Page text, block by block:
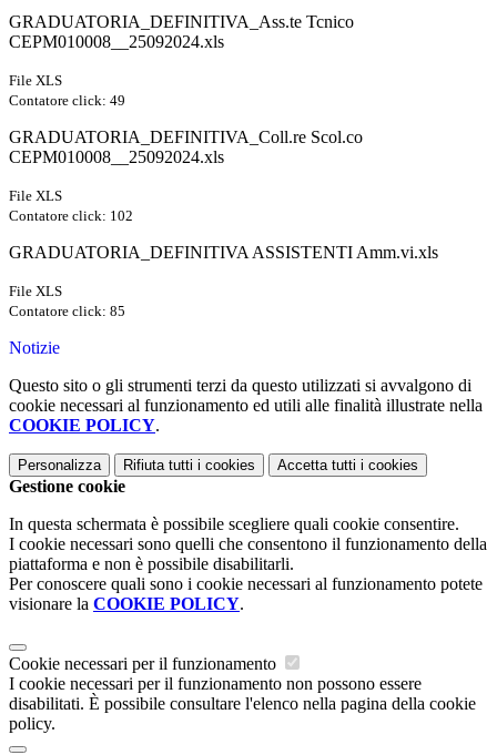
GRADUATORIA_DEFINITIVA_Ass.te Tcnico
CEPM010008__25092024.xls
File XLS
Contatore click: 49
GRADUATORIA_DEFINITIVA_Coll.re Scol.co
CEPM010008__25092024.xls
File XLS
Contatore click: 102
GRADUATORIA_DEFINITIVA ASSISTENTI Amm.vi.xls
File XLS
Contatore click: 85
Notizie
Questo sito o gli strumenti terzi da questo utilizzati si avvalgono di
cookie necessari al funzionamento ed utili alle finalità illustrate nella
COOKIE POLICY.
Personalizza Rifiuta tutti i cookies Accetta tutti i cookies
Gestione cookie
In questa schermata è possibile scegliere quali cookie consentire.
I cookie necessari sono quelli che consentono il funzionamento della
piattaforma e non è possibile disabilitarli.
Per conoscere quali sono i cookie necessari al funzionamento potete
visionare la COOKIE POLICY.
Cookie necessari per il funzionamento
I cookie necessari per il funzionamento non possono essere
disabilitati. È possibile consultare l'elenco nella pagina della cookie
policy.